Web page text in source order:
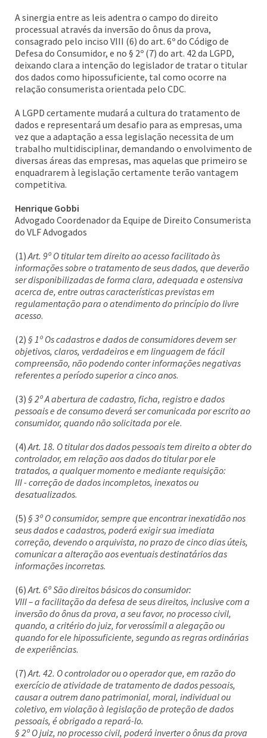
A sinergia entre as leis adentra o campo do direito
processual através da inversão do ônus da prova,
consagrado pelo inciso VIII (6) do art. 6º do Código de
Defesa do Consumidor, e no § 2º (7) do art. 42 da LGPD,
deixando clara a intenção do legislador de tratar o titular
dos dados como hipossuficiente, tal como ocorre na
relação consumerista orientada pelo CDC.
A LGPD certamente mudará a cultura do tratamento de
dados e representará um desafio para as empresas, uma
vez que a adaptação a essa legislação necessita de um
trabalho multidisciplinar, demandando o envolvimento de
diversas áreas das empresas, mas aquelas que primeiro se
enquadrarem à legislação certamente terão vantagem
competitiva.
Henrique Gobbi
Advogado Coordenador da Equipe de Direito Consumerista
do VLF Advogados
(1)Art. 9º O titular tem direito ao acesso facilitado às
informações sobre o tratamento de seus dados, que deverão
ser disponibilizadas de forma clara, adequada e ostensiva
acerca de, entre outras características previstas em
regulamentação para o atendimento do princípio do livre
acesso.
(2) § 1º Os cadastros e dados de consumidores devem ser
objetivos, claros, verdadeiros e em linguagem de fácil
compreensão, não podendo conter informações negativas
referentes a período superior a cinco anos.
(3) § 2º A abertura de cadastro, ficha, registro e dados
pessoais e de consumo deverá ser comunicada por escrito ao
consumidor, quando não solicitada por ele.
(4)Art. 18. O titular dos dados pessoais tem direito a obter do
controlador, em relação aos dados do titular por ele
tratados, a qualquer momento e mediante requisição:
III - correção de dados incompletos, inexatos ou
desatualizados.
(5) § 3º O consumidor, sempre que encontrar inexatidão nos
seus dados e cadastros, poderá exigir sua imediata
correção, devendo o arquivista, no prazo de cinco dias úteis,
comunicar a alteração aos eventuais destinatários das
informações incorretas.
(6)Art. 6º São direitos básicos do consumidor:
VIII – a facilitação da defesa de seus direitos, inclusive com a
inversão do ônus da prova, a seu favor, no processo civil,
quando, a critério do juiz, for verossímil a alegação ou
quando for ele hipossuficiente, segundo as regras ordinárias
de experiências.
(7)Art. 42. O controlador ou o operador que, em razão do
exercício de atividade de tratamento de dados pessoais,
causar a outrem dano patrimonial, moral, individual ou
coletivo, em violação à legislação de proteção de dados
pessoais, é obrigado a repará-lo.
§ 2º O juiz, no processo civil, poderá inverter o ônus da prova